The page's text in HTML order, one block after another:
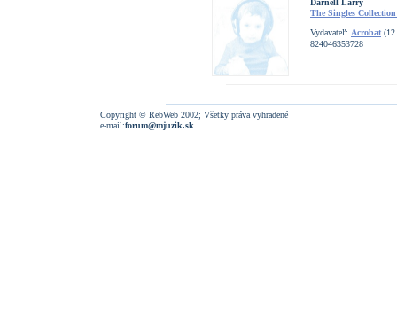
Darnell Larry
The Singles Collection
Vydavateľ: Acrobat
824046353728
Copyright © RebWeb 2002; Všetky práva vyhradené
e-mail:forum@mjuzik.sk